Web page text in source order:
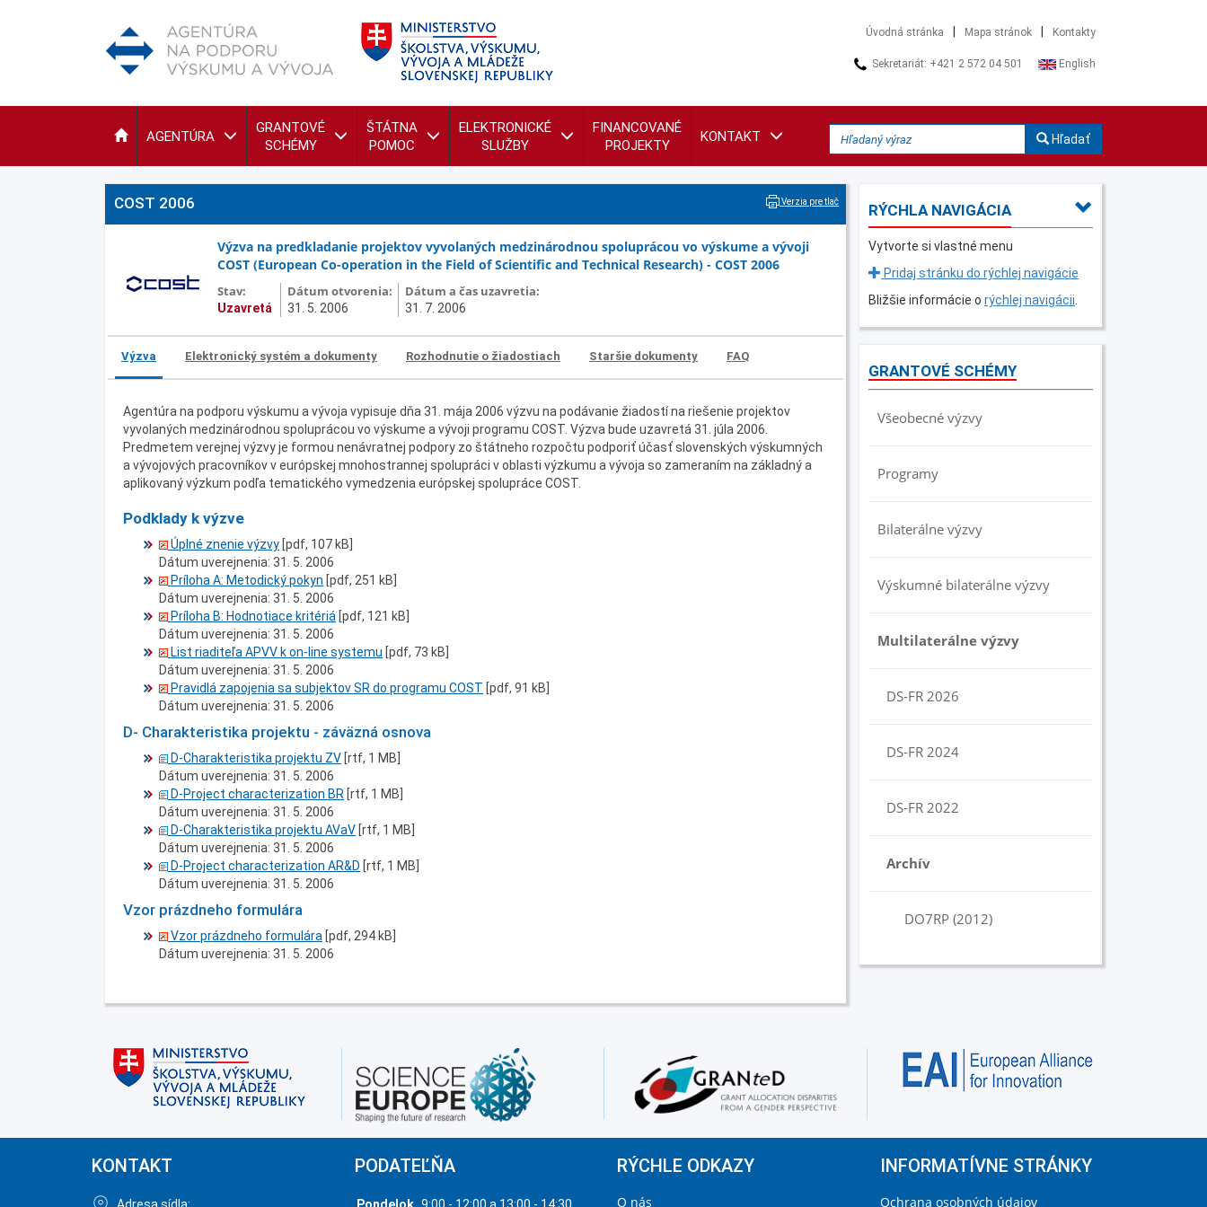
Úvodná stránka Mapa stránok Kontakty
Sekretariát: +421 2 572 04 501 English
AGENTÚRA
GRANTOVÉ
SCHÉMY
ŠTÁTNA
POMOC
ELEKTRONICKÉ
SLUŽBY
FINANCOVANÉ
PROJEKTY
KONTAKT Hľadať
COST 2006 Verzia pre tlač
Výzva na predkladanie projektov vyvolaných medzinárodnou spoluprácou vo výskume a vývoji
COST (European Co-operation in the Field of Scientific and Technical Research) - COST 2006
Stav:
Uzavretá
Dátum otvorenia:
31. 5. 2006
Dátum a čas uzavretia:
31. 7. 2006
Výzva Elektronický systém a dokumenty Rozhodnutie o žiadostiach Staršie dokumenty FAQ
Agentúra na podporu výskumu a vývoja vypisuje dňa 31. mája 2006 výzvu na podávanie žiadostí na riešenie projektov
vyvolaných medzinárodnou spoluprácou vo výskume a vývoji programu COST. Výzva bude uzavretá 31. júla 2006.
Predmetem verejnej výzvy je formou nenávratnej podpory zo štátneho rozpočtu podporiť účasť slovenských výskumných
a vývojových pracovníkov v európskej mnohostrannej spolupráci v oblasti výzkumu a vývoja so zameraním na základný a
aplikovaný výzkum podľa tematického vymedzenia európskej spolupráce COST.
Podklady k výzve
Úplné znenie výzvy [pdf, 107 kB]
Dátum uverejnenia: 31. 5. 2006
Príloha A: Metodický pokyn [pdf, 251 kB]
Dátum uverejnenia: 31. 5. 2006
Príloha B: Hodnotiace kritériá [pdf, 121 kB]
Dátum uverejnenia: 31. 5. 2006
List riaditeľa APVV k on-line systemu [pdf, 73 kB]
Dátum uverejnenia: 31. 5. 2006
Pravidlá zapojenia sa subjektov SR do programu COST [pdf, 91 kB]
Dátum uverejnenia: 31. 5. 2006
D- Charakteristika projektu - záväzná osnova
D-Charakteristika projektu ZV [rtf, 1 MB]
Dátum uverejnenia: 31. 5. 2006
D-Project characterization BR [rtf, 1 MB]
Dátum uverejnenia: 31. 5. 2006
D-Charakteristika projektu AVaV [rtf, 1 MB]
Dátum uverejnenia: 31. 5. 2006
D-Project characterization AR&D [rtf, 1 MB]
Dátum uverejnenia: 31. 5. 2006
Vzor prázdneho formulára
Vzor prázdneho formulára [pdf, 294 kB]
Dátum uverejnenia: 31. 5. 2006
RÝCHLA NAVIGÁCIA
Vytvorte si vlastné menu
Pridaj stránku do rýchlej navigácie
Bližšie informácie o rýchlej navigácii
GRANTOVÉ SCHÉMY
Všeobecné výzvy
Programy
Bilaterálne výzvy
Výskumné bilaterálne výzvy
Multilaterálne výzvy
DS-FR 2026
DS-FR 2024
DS-FR 2022
Archív
DO7RP (2012)
KONTAKT PODATEĽŇA RÝCHLE ODKAZY
O nás
INFORMATÍVNE STRÁNKY
Ochrana osobných údajov